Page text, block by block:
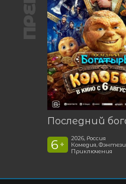
6 +
2026, Россия
Комедия, Фэнтези,
Приключения